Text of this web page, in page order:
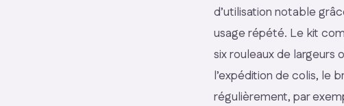
d’utilisation notable
usage répété. Le kit
six rouleaux de largeurs
l’expédition de colis, le
régulièrement, par